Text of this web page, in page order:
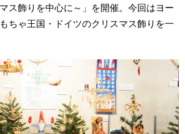
ス飾りを中心に～」を開催。今回はヨー
ちゃ王国・ドイツのクリスマス飾りを一